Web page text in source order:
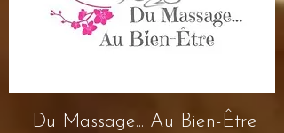
Du Massage... Au Bien-Être